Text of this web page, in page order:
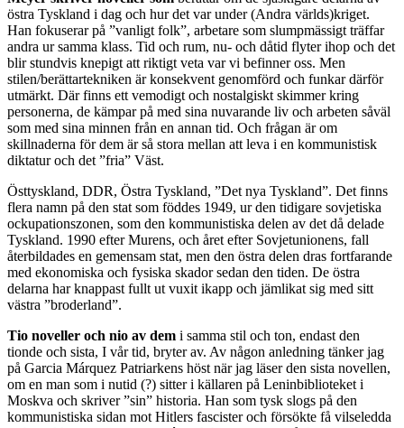
östra Tyskland i dag och hur det var under (Andra världs)kriget.
Han fokuserar på ”vanligt folk”, arbetare som slumpmässigt träffar
andra ur samma klass. Tid och rum, nu- och dåtid flyter ihop och det
blir stundvis knepigt att riktigt veta var vi befinner oss. Men
stilen/berättartekniken är konsekvent genomförd och funkar därför
utmärkt. Där finns ett vemodigt och nostalgiskt skimmer kring
personerna, de kämpar på med sina nuvarande liv och arbeten såväl
som med sina minnen från en annan tid. Och frågan är om
skillnaderna för dem är så stora mellan att leva i en kommunistisk
diktatur och det ”fria” Väst.
Östtyskland, DDR, Östra Tyskland, ”Det nya Tyskland”. Det finns
flera namn på den stat som föddes 1949, ur den tidigare sovjetiska
ockupationszonen, som den kommunistiska delen av det då delade
Tyskland. 1990 efter Murens, och året efter Sovjetunionens, fall
återbildades en gemensam stat, men den östra delen dras fortfarande
med ekonomiska och fysiska skador sedan den tiden. De östra
delarna har knappast fullt ut vuxit ikapp och jämlikat sig med sitt
västra ”broderland”.
Tio noveller och nio av dem i samma stil och ton, endast den
tionde och sista, I vår tid, bryter av. Av någon anledning tänker jag
på Garcia Márquez Patriarkens höst när jag läser den sista novellen,
om en man som i nutid (?) sitter i källaren på Leninbiblioteket i
Moskva och skriver ”sin” historia. Han som tysk slogs på den
kommunistiska sidan mot Hitlers fascister och försökte få vilseledda